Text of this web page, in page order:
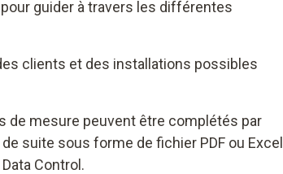
guider à travers les différentes
clients et des installations possibles
de mesure peuvent être complétés par
suite sous forme de fichier PDF ou Excel
Control.